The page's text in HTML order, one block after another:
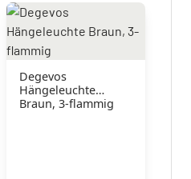
Degevos
Hängeleuchte
Braun, 3-flammig